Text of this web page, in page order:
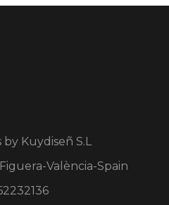
by Kuydiseñ S.L
València-Spain